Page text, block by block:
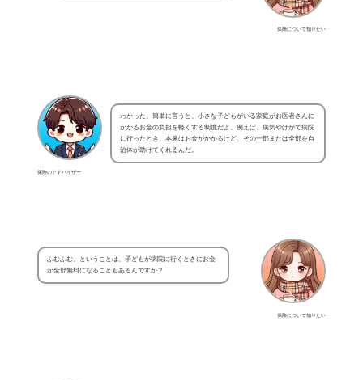
保険について知りたい
保険のアドバイザー
わかった。簡単に言うと、小さな子どもがいる家庭がお医者さんに
かかるお金の負担を軽くする制度だよ。例えば、病気やけがで病院
に行ったとき、本来はお金がかかるけど、その一部または全部を自
治体が助けてくれるんだ。
保険について知りたい
ふむふむ。ということは、子どもが病院に行くときにお金
が全部無料になることもあるんですか？